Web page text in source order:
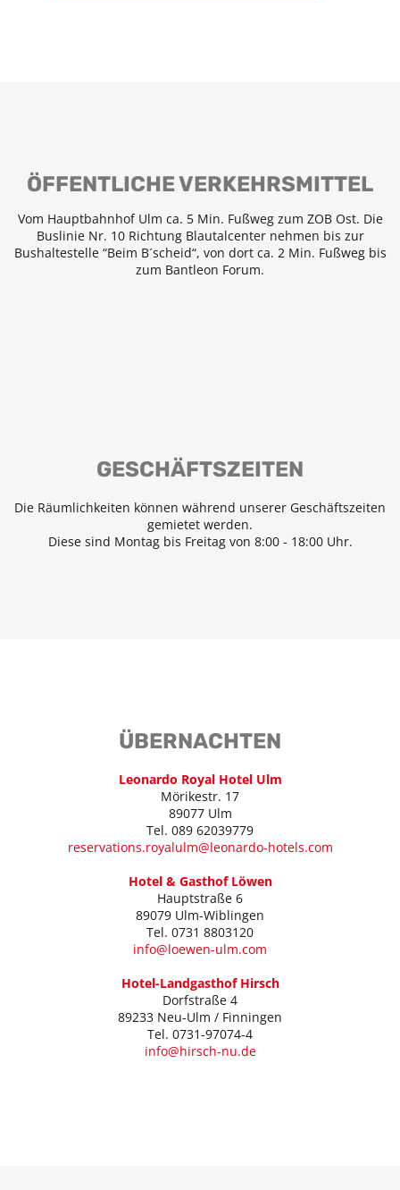
ÖFFENTLICHE VERKEHRSMITTEL
Vom Hauptbahnhof Ulm ca. 5 Min. Fußweg zum ZOB Ost. Die
Buslinie Nr. 10 Richtung Blautalcenter nehmen bis zur
Bushaltestelle “Beim B´scheid“, von dort ca. 2 Min. Fußweg bis
zum Bantleon Forum.
GESCHÄFTSZEITEN
Die Räumlichkeiten können während unserer Geschäftszeiten
gemietet werden.
Diese sind Montag bis Freitag von 8:00 - 18:00 Uhr.
ÜBERNACHTEN
Leonardo Royal Hotel Ulm
Mörikestr. 17
89077 Ulm
Tel. 089 62039779
reservations.royalulm@leonardo-hotels.com
Hotel & Gasthof Löwen
Hauptstraße 6
89079 Ulm-Wiblingen
Tel. 0731 8803120
info@loewen-ulm.com
Hotel-Landgasthof Hirsch
Dorfstraße 4
89233 Neu-Ulm / Finningen
Tel. 0731-97074-4
info@hirsch-nu.de